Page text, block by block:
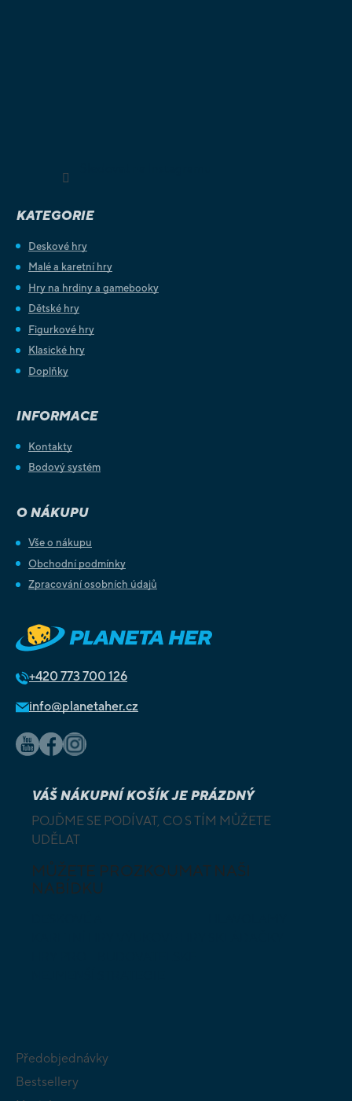
KATEGORIE
Deskové hry
Malé a karetní hry
Hry na hrdiny a gamebooky
Dětské hry
Figurkové hry
Klasické hry
Doplňky
INFORMACE
Kontakty
Bodový systém
O NÁKUPU
Vše o nákupu
Obchodní podmínky
Zpracování osobních údajů
+420 773 700 126
info@planetaher.cz
VÁŠ NÁKUPNÍ KOŠÍK JE PRÁZDNÝ
POJĎME SE PODÍVAT, CO S TÍM MŮŽETE
UDĚLAT
MŮŽETE PROZKOUMAT NAŠI
NABÍDKU
Předobjednávky
Bestsellery